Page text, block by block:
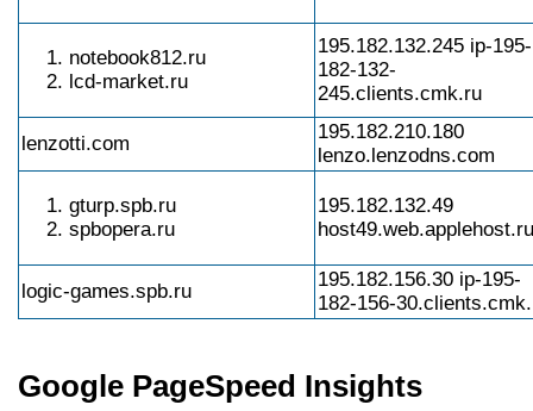
notebook812.ru
lcd-market.ru
195.182.132.245 ip-195-
182-132-
245.clients.cmk.ru
lenzotti.com
195.182.210.180
lenzo.lenzodns.com
gturp.spb.ru
spbopera.ru
195.182.132.49
host49.web.applehost.ru
logic-games.spb.ru
195.182.156.30 ip-195-
182-156-
Google PageSpeed Insights